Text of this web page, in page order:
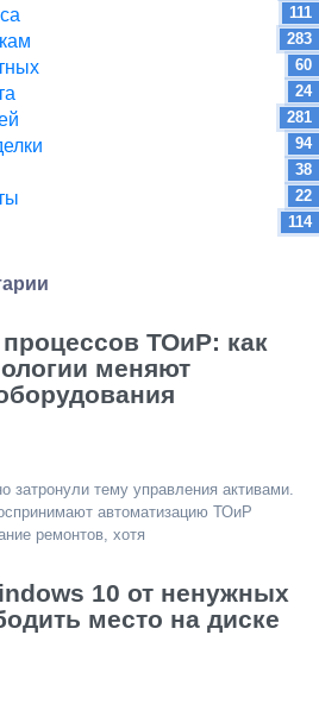
111
283
60
24
281
94
38
22
114
ТОиР: как
меняют
затронули тему управления активами.
автоматизацию ТОиР
ремонтов, хотя
10 от ненужных
место на диске